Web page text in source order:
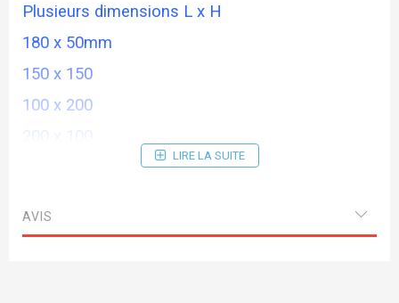
Plusieurs dimensions L x H
180 x 50mm
150 x 150
100 x 200
200 x 100
400 x 50
LIRE LA SUITE
AVIS